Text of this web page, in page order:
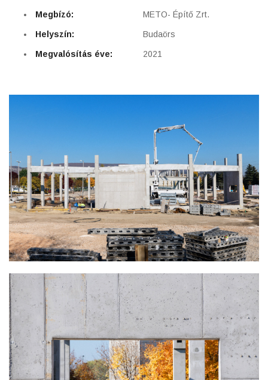
Megbízó: METO- Építő Zrt.
Helyszín: Budaörs
Megvalósítás éve: 2021